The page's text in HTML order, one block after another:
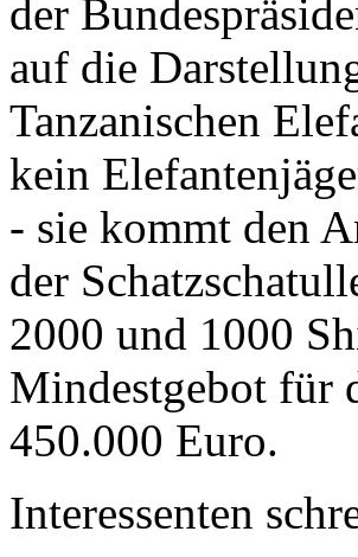
der
auf die
Tanzanischen
kein
- sie kommt den
der
2000 und 1000
Mindestgebot für
450.000 Euro.
Interessenten